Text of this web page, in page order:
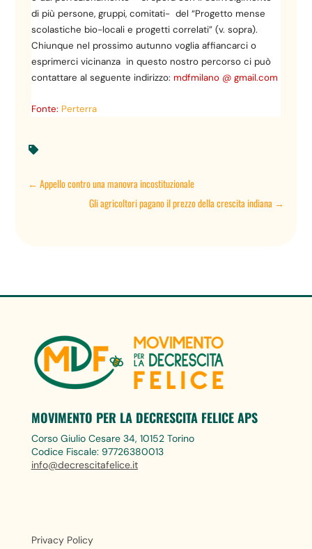
di più persone, gruppi, comitati- del “Progetto mense
scolastiche bio-locali e progetti correlati” (v. sopra).
Chiunque nel prossimo autunno voglia affiancarci o
esprimerci vicinanza in questo nostro percorso ci può
contattare al seguente indirizzo: mdfmilano @ gmail.com
Fonte: Perterra

←Appello contro una manovra incostituzionale
Gli agricoltori pagano il prezzo della crescita indiana →
MOVIMENTO PER LA DECRESCITA FELICE APS
Corso Giulio Cesare 34, 10152 Torino
Codice Fiscale: 97726380013
info@decrescitafelice.it
Privacy Policy